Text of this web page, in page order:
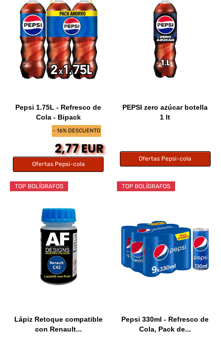
- 16% DESCUENTO
Pepsi 1.75L - Refresco de
Cola - Bipack
2,77 EUR
Ofertas Pepsi-cola
PEPSI zero azúcar botella
1 lt
Ofertas Pepsi-cola
TOP BOLÍGRAFOS
Lápiz Retoque compatible
con Renault...
TOP BOLÍGRAFOS
Pepsi 330ml - Refresco de
Cola, Pack de...